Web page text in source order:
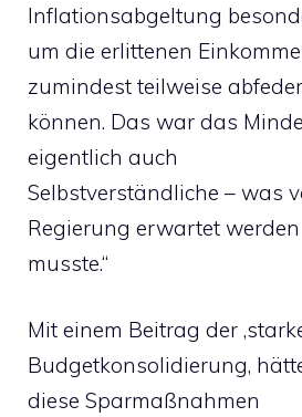
Inflationsabgeltung
um die erlittenen
zumindest teilweise
können. Das war das
eigentlich auch
Selbstverständliche – was
Regierung erwartet werden
musste.“
Mit einem Beitrag der
Budgetkonsolidierung,
diese Sparmaßnahmen